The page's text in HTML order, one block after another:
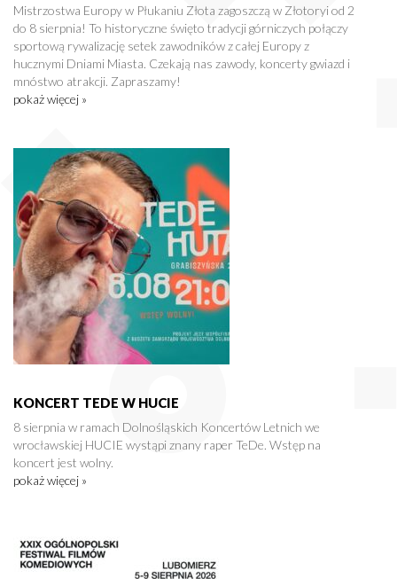
Mistrzostwa Europy w Płukaniu Złota zagoszczą w Złotoryi od 2
do 8 sierpnia! To historyczne święto tradycji górniczych połączy
sportową rywalizację setek zawodników z całej Europy z
hucznymi Dniami Miasta. Czekają nas zawody, koncerty gwiazd i
mnóstwo atrakcji. Zapraszamy!
pokaż więcej »
KONCERT TEDE W HUCIE
8 sierpnia w ramach Dolnośląskich Koncertów Letnich we
wrocławskiej HUCIE wystąpi znany raper TeDe. Wstęp na
koncert jest wolny.
pokaż więcej »